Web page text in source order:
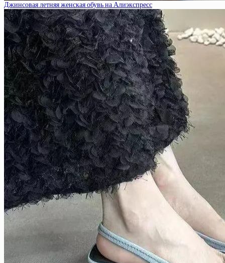
Джинсовая летняя женская обувь на Алиэкспресс